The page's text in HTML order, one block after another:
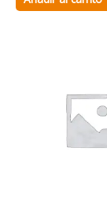
1.46$.0.59$.